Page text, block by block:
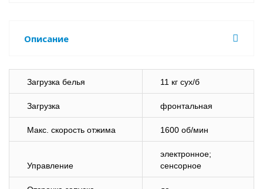
Описание
Загрузка белья 11 кг сух/б
Загрузка фронтальная
Макс. скорость отжима 1600 об/мин
Управление
электронное;
сенсорное